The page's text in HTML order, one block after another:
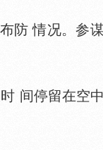
防 情况。参
间停留在空